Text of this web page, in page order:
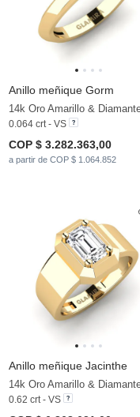
Anillo meñique Gorm
0.064 crt - VS
COP $ 3.282.363,00
a partir de COP $ 1.064.852
Anillo meñique Jacinthe
0.62 crt - VS